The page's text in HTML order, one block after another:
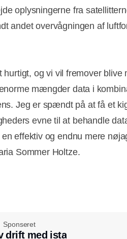
oplysningerne fra
andet overvågningen af
hurtigt, og vi vil fremover blive
mængder data i
Jeg er spændt på at få et
evne til at behandle
effektiv og endnu mere
Sommer Holtze.
Sponseret
drift med ista